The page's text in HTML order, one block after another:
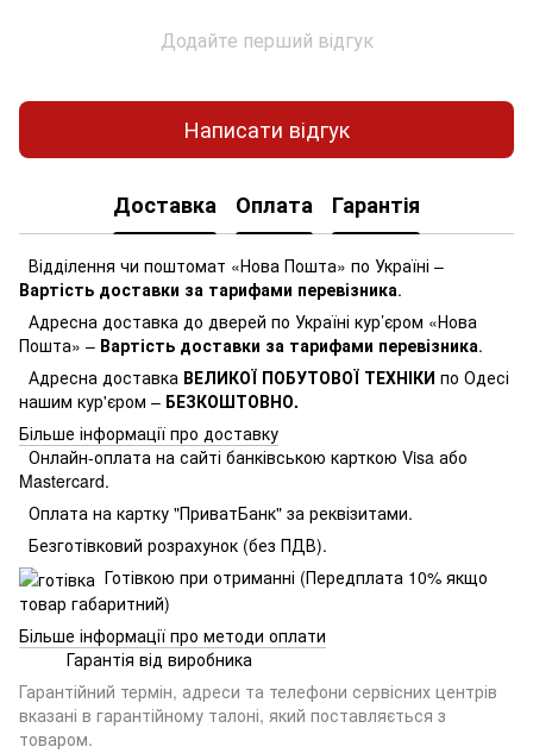
Додайте перший відгук
Написати відгук
Доставка Оплата Гарантія
Відділення чи поштомат «Нова Пошта» по Україні –
Вартість доставки за тарифами перевізника.
Адресна доставка до дверей по Україні кур’єром «Нова
Пошта» – Вартість доставки за тарифами перевізника.
Адресна доставка ВЕЛИКОЇ ПОБУТОВОЇ ТЕХНІКИ по Одесі
нашим кур'єром – БЕЗКОШТОВНО.
Більше інформації про доставку
Онлайн-оплата на сайті банківською карткою Visa або
Mastercard.
Оплата на картку "ПриватБанк" за реквізитами.
Безготівковий розрахунок (без ПДВ).
Готівкою при отриманні (Передплата 10% якщо
товар габаритний)
Більше інформації про методи оплати
Гарантія від виробника
Гарантійний термін, адреси та телефони сервісних центрів
вказані в гарантійному талоні, який поставляється з
товаром.